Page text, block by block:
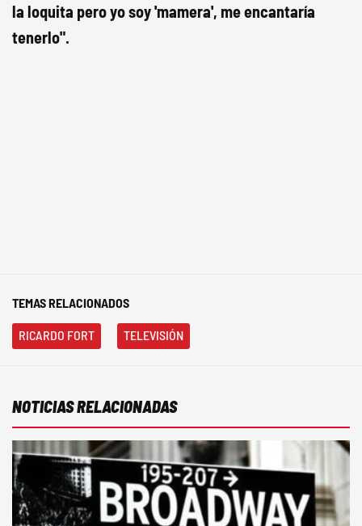
la loquita pero yo soy 'mamera', me encantaría
tenerlo".
TEMAS RELACIONADOS
RICARDO FORT TELEVISIÓN
NOTICIAS RELACIONADAS